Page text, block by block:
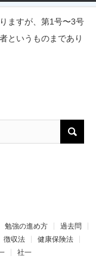
ますが、第1号〜3号
というものまであり
勉強の進め方
過去問
徴収法
健康保険法
社一